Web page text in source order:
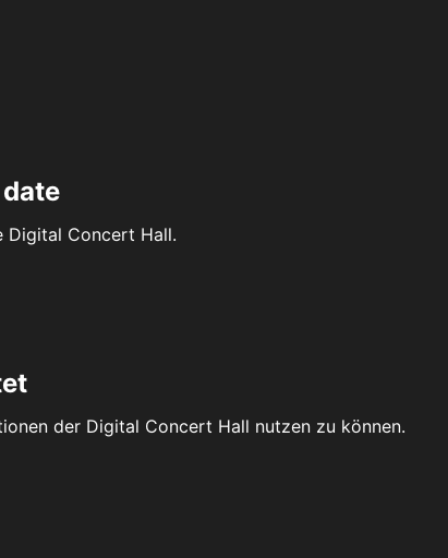
Digital Concert Hall.
der Digital Concert Hall nutzen zu können.